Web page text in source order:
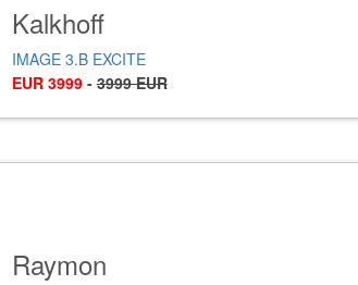
Kalkhoff
IMAGE 3.B EXCITE
EUR 3999-3999 EUR
Raymon